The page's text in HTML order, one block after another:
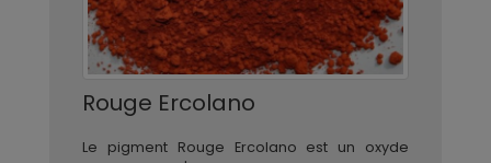
Rouge Ercolano
Le pigment Rouge Ercolano est un oxyde